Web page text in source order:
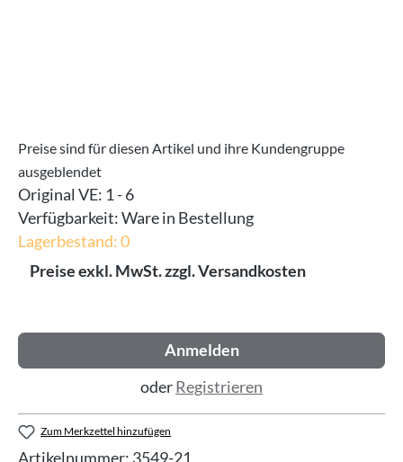
Preise sind für diesen Artikel und ihre Kundengruppe
ausgeblendet
Original VE: 1 - 6
Verfügbarkeit:Ware in Bestellung
Lagerbestand: 0
Preise exkl. MwSt. zzgl. Versandkosten
Anmelden
oderRegistrieren
Zum Merkzettel hinzufügen
Artikelnummer: 3549-21